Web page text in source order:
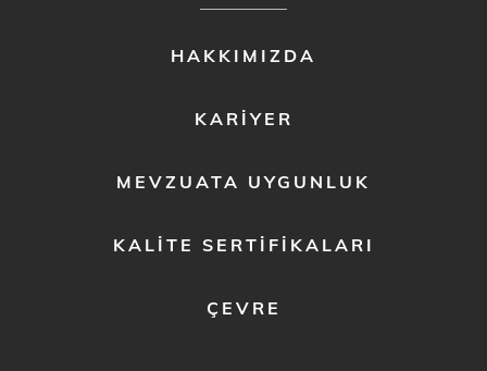
HAKKIMIZDA
KARIYER
MEVZUATA UYGUNLUK
KALITE SERTIFIKALARI
ÇEVRE